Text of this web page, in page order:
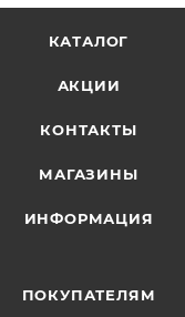
КАТАЛОГ
АКЦИИ
КОНТАКТЫ
МАГАЗИНЫ
ИНФОРМАЦИЯ
ПОКУПАТЕЛЯМ